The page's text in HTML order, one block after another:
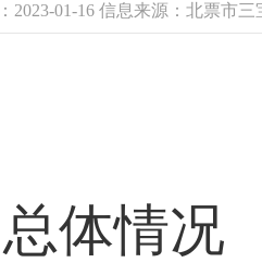
2023-01-16 信息来源：北票市
体情况